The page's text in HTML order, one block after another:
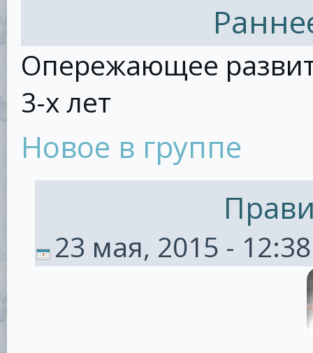
Опережающее
3-х лет
Новое в группе
23 мая, 2015 - 12:38